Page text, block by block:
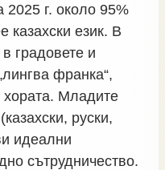
2025 г. около 95%
казахски език. В
градовете и
франка“,
хората. Младите
руски,
идеални
сътрудничество.